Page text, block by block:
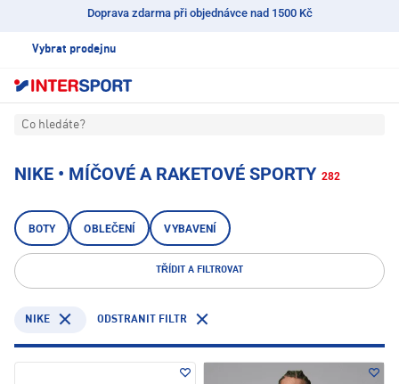
Doprava zdarma při objednávce nad 1500 Kč
Vybrat prodejnu
Co hledáte?
NIKE • MÍČOVÉ A RAKETOVÉ SPORTY 282
BOTY OBLEČENÍ VYBAVENÍ
TŘÍDIT A FILTROVAT
NIKE ODSTRANIT FILTR